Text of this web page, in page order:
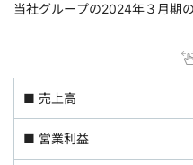
当社グループの2024年３月期
■ 売上高
■ 営業利益